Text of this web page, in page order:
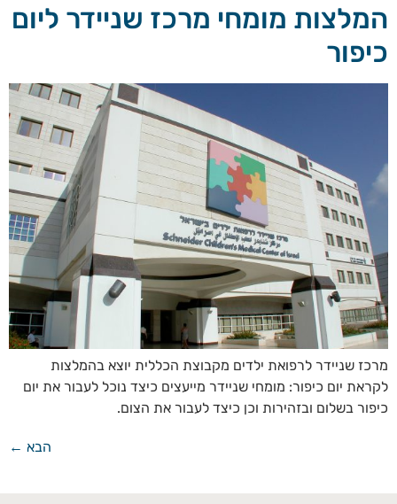
המלצות מומחי מרכז שניידר ליום
כיפור
מרכז שניידר לרפואת ילדים מקבוצת הכללית יוצא בהמלצות
לקראת יום כיפור: מומחי שניידר מייעצים כיצד נוכל לעבור את יום
כיפור בשלום ובזהירות וכן כיצד לעבור את הצום.
הבא ←